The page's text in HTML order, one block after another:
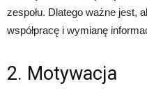
zespołu. Dlatego ważne jest,
współpracę i wymianę
2. Motywacja